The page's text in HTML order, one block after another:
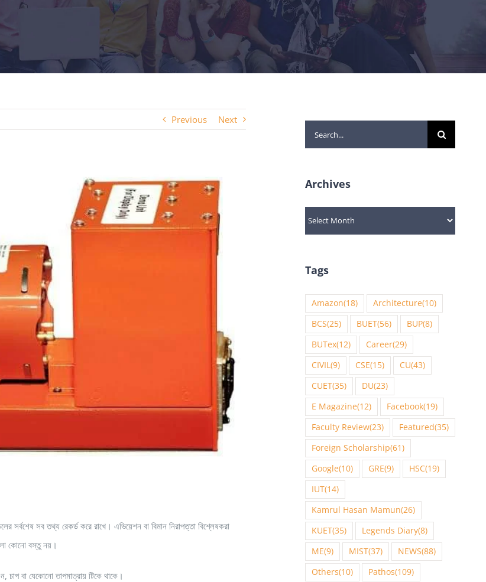
Previous Next
সর্বশেষ সব তথ্য রেকর্ড করে রাখে। এভিয়েশন বা বিমান নিরাপত্তা বিশ্লেষকরা
কোনো বস্তু নয়।
বা যেকোনো তাপমাত্রায় টিকে থাকে।
Search
for:
Archives
Archives
Tags
Amazon(18) Architecture(10)
BCS(25) BUET(56) BUP(8)
BUTex(12) Career(29)
CIVIL(9) CSE(15) CU(43)
CUET(35) DU(23)
E Magazine(12) Facebook(19)
Faculty Review(23) Featured(35)
Foreign Scholarship(61)
Google(10) GRE(9) HSC(19)
IUT(14)
Kamrul Hasan Mamun(26)
KUET(35) Legends Diary(8)
ME(9) MIST(37) NEWS(88)
Others(10) Pathos(109)